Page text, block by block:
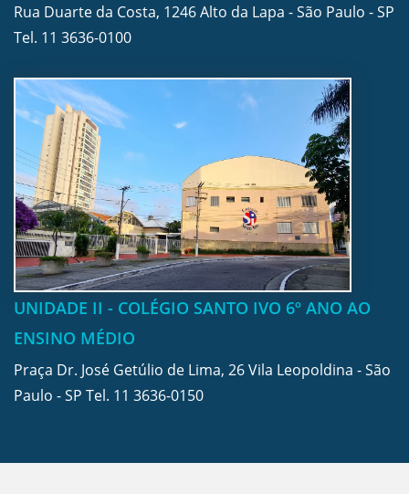
Rua Duarte da Costa, 1246 Alto da Lapa - São Paulo - SP
Tel. 11 3636-0100
UNIDADE II - COLÉGIO SANTO IVO 6º ANO AO
ENSINO MÉDIO
Praça Dr. José Getúlio de Lima, 26 Vila Leopoldina - São
Paulo - SP Tel. 11 3636-0150